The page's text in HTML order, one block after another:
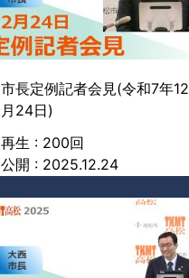
市長定例記者会見(令和7年12
月24日)
再生 : 200回
公開 : 2025.12.24